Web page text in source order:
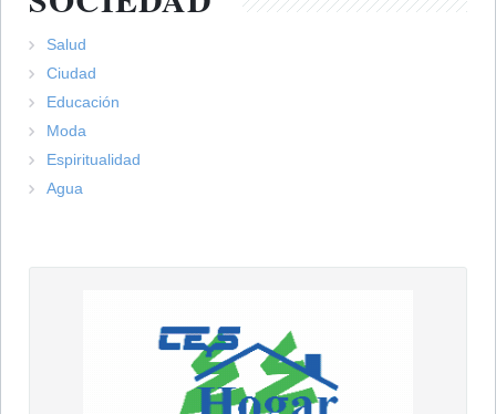
Salud
Ciudad
Educación
Moda
Espiritualidad
Agua